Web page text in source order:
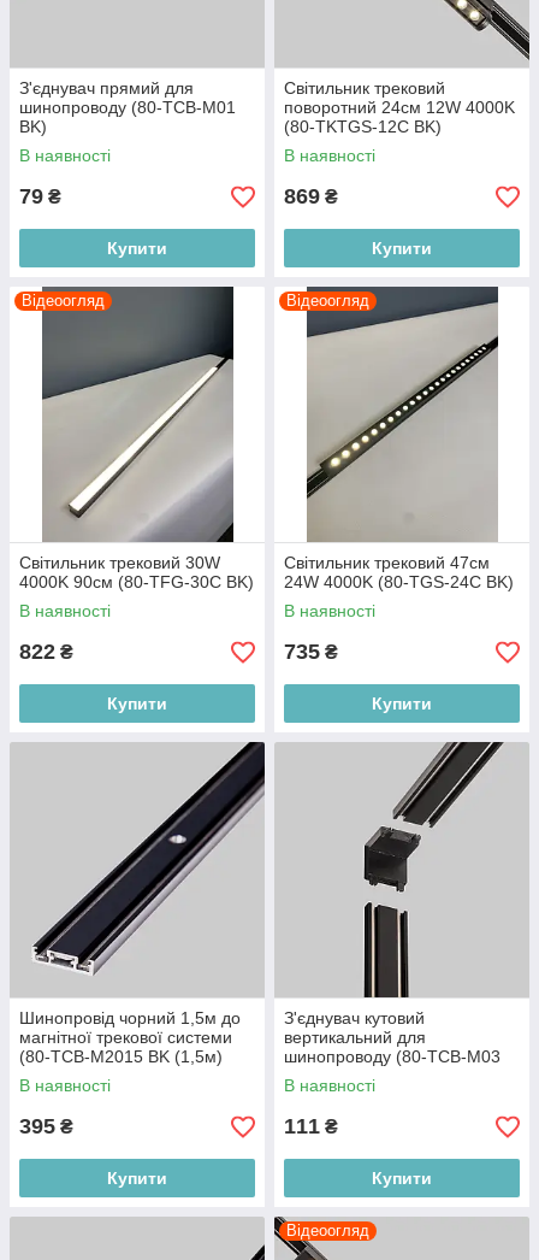
З'єднувач прямий для
шинопроводу (80-TCB-M01
BK)
В наявності
79 ₴
Купити
Світильник трековий
поворотний 24см 12W 4000K
(80-TKTGS-12C BK)
В наявності
869 ₴
Купити
Відеоогляд
Світильник трековий 30W
4000K 90см (80-TFG-30C BK)
В наявності
822 ₴
Купити
Відеоогляд
Світильник трековий 47см
24W 4000K (80-TGS-24C BK)
В наявності
735 ₴
Купити
Шинопровід чорний 1,5м до
магнітної трекової системи
(80-TCB-M2015 BK (1,5м)
В наявності
395 ₴
Купити
З'єднувач кутовий
вертикальний для
шинопроводу (80-TCB-M03
BK)
В наявності
111 ₴
Купити
Відеоогляд